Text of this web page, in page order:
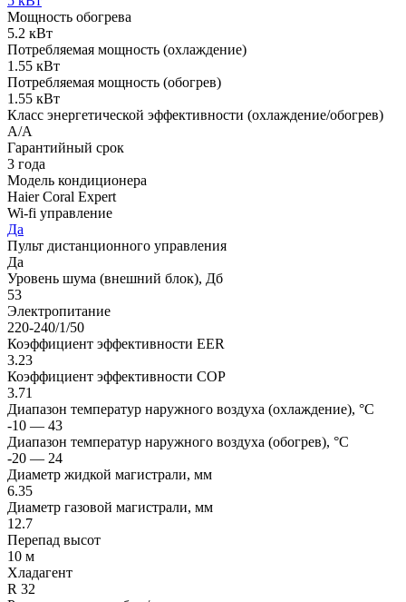
Мощность обогрева
5.2 кВт
Потребляемая мощность (охлаждение)
1.55 кВт
Потребляемая мощность (обогрев)
1.55 кВт
Класс энергетической эффективности (охлаждение/обогрев)
A/A
Гарантийный срок
3 года
Модель кондиционера
Haier Coral Expert
Wi-fi управление
Да
Пульт дистанционного управления
Да
Уровень шума (внешний блок), Дб
53
Электропитание
220-240/1/50
Коэффициент эффективности EER
3.23
Коэффициент эффективности COP
3.71
Диапазон температур наружного воздуха (охлаждение), °C
-10 — 43
Диапазон температур наружного воздуха (обогрев), °C
-20 — 24
Диаметр жидкой магистрали, мм
6.35
Диаметр газовой магистрали, мм
12.7
Перепад высот
10 м
Хладагент
R 32